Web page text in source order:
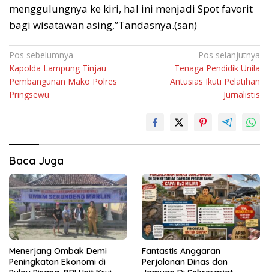
menggulungnya ke kiri, hal ini menjadi Spot favorit
bagi wisatawan asing,”Tandasnya.(san)
Navigasi
pos
Pos sebelumnya
Kapolda Lampung Tinjau
Pembangunan Mako Polres
Pringsewu
Pos selanjutnya
Tenaga Pendidik Unila
Antusias Ikuti Pelatihan
Jurnalistis
Baca Juga
Menerjang Ombak Demi
Peningkatan Ekonomi di
Fantastis Anggaran
Perjalanan Dinas dan